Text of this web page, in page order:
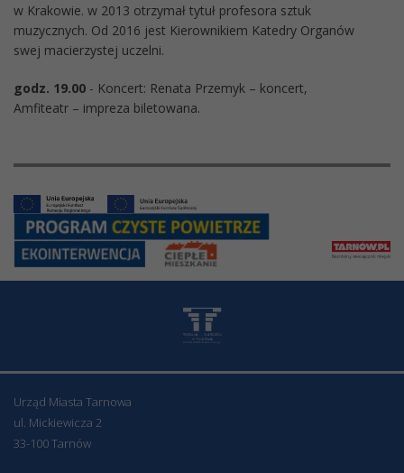
w Krakowie. w 2013 otrzymał tytuł profesora sztuk
muzycznych. Od 2016 jest Kierownikiem Katedry Organów
swej macierzystej uczelni.
godz. 19.00 - Koncert: Renata Przemyk – koncert,
Amfiteatr – impreza biletowana.
Urząd Miasta Tarnowa
ul. Mickiewicza 2
33-100 Tarnów